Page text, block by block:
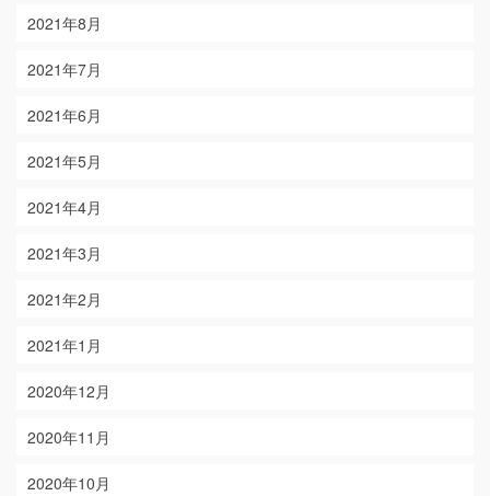
2021年8月
2021年7月
2021年6月
2021年5月
2021年4月
2021年3月
2021年2月
2021年1月
2020年12月
2020年11月
2020年10月